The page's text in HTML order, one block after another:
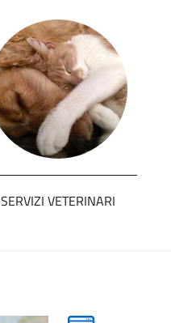
SERVIZI VETERINARI